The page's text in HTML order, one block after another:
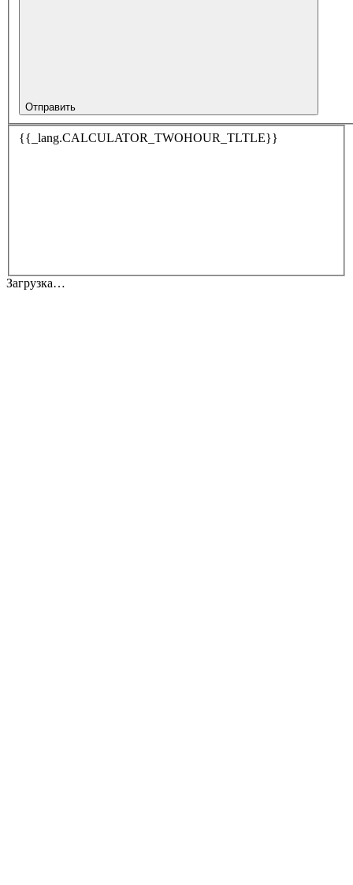
Отправить
{{_lang.CALCULATOR_TWOHOUR_TLTLE}}
Загрузка…